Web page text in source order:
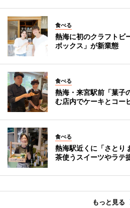
食べる
熱海に初のクラフト
ボックス」が新業態
食べる
熱海・来宮駅前「菓
む店内でケーキとコー
食べる
熱海駅近くに「さと
茶使うスイーツやラテ
もっと見る